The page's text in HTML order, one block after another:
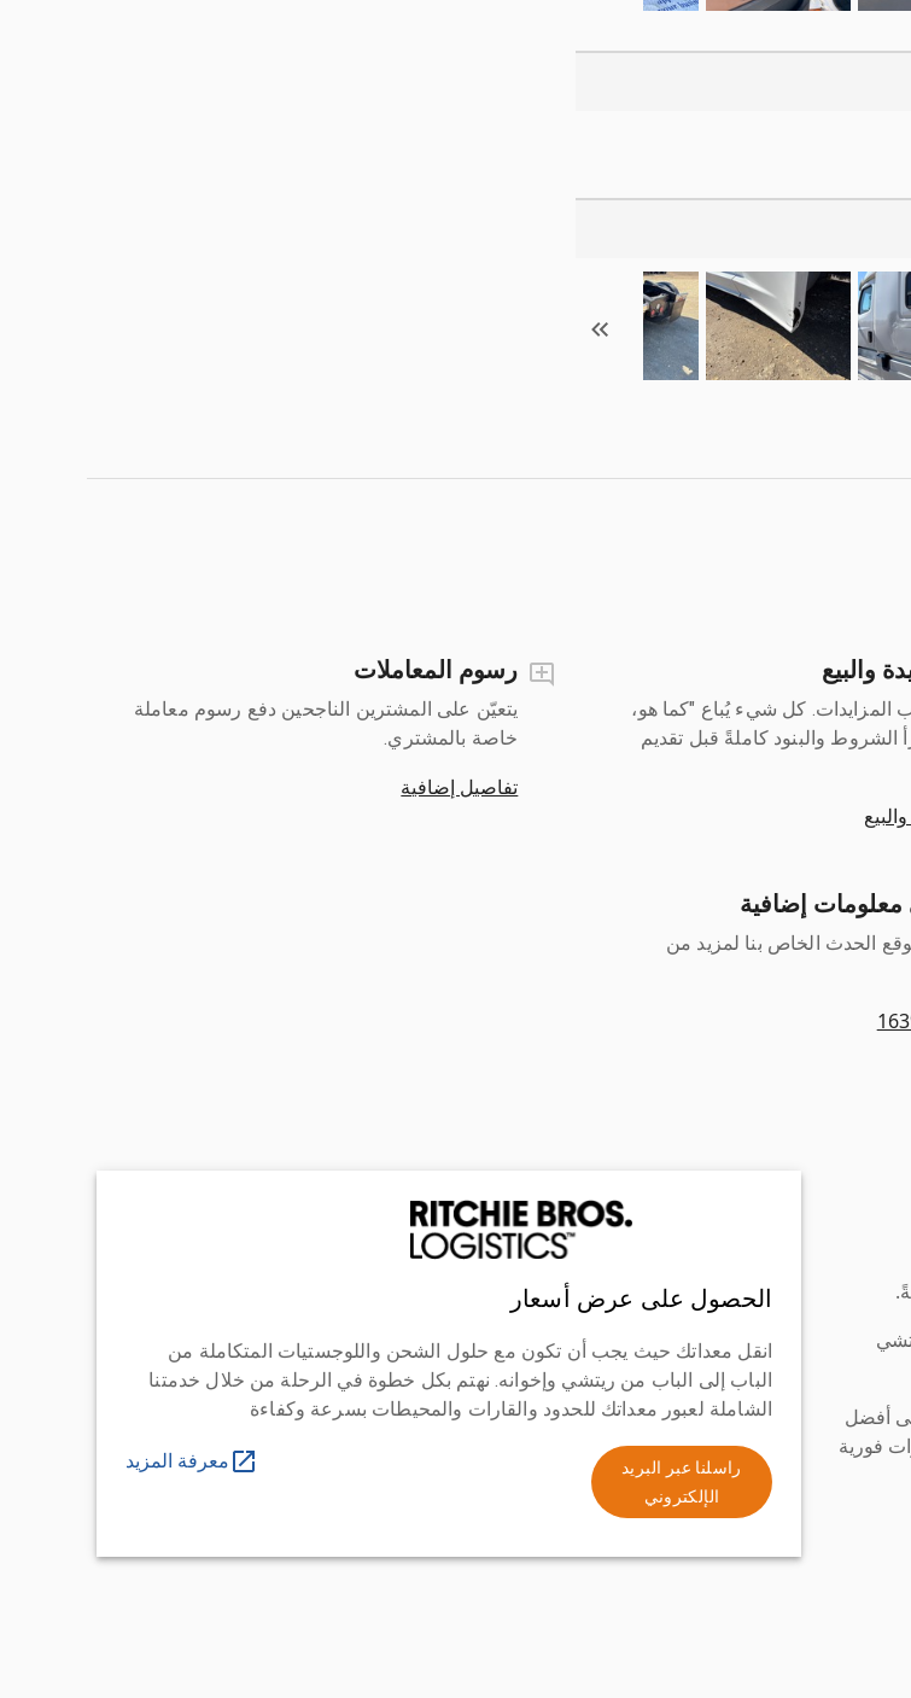
والبيع
المزايدات. كل شيء يُباع "كما هو،
الشروط والبنود كاملةً قبل تقديم
رسوم المعاملات
يتعيّن على المشترين الناجحين دفع رسوم معاملة
خاصة بالمشتري.
تفاصيل إضافية
معلومات إضافية
الحدث الخاص بنا لمزيد من
أفضل
فورية
الحصول على عرض أسعار
انقل معداتك حيث يجب أن تكون مع حلول الشحن واللوجستيات المتكاملة من
الباب إلى الباب من ريتشي وإخوانه. نهتم بكل خطوة في الرحلة من خلال خدمتنا
الشاملة لعبور معداتك للحدود والقارات والمحيطات بسرعة وكفاءة
راسلنا عبر البريد
الإلكتروني
معرفة المزيد